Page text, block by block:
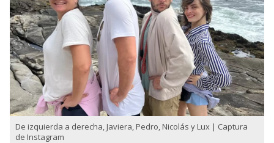
De izquierda a derecha, Javiera, Pedro, Nicolás y Lux | Captura
de Instagram